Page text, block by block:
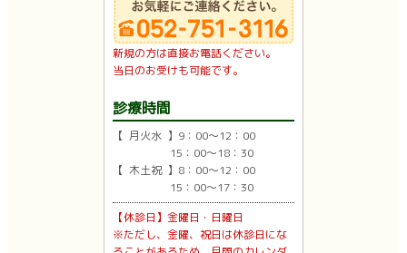
新規の方は直接お電話ください。
当日のお受けも可能です。
診療時間
【 月火水 】9：00〜12：00
15：00〜18：30
【 木土祝 】8：00〜12：00
15：00〜17：30
【休診日】金曜日・日曜日
※ただし、金曜、祝日は休診日にな